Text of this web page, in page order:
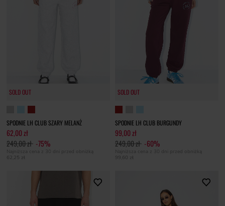
SOLD OUT
SPODNIE LH CLUB SZARY MELANŻ
62,00 zł
249,00 zł -75%
Najniższa cena z 30 dni przed obniżką
62,25 zł
SOLD OUT
SPODNIE LH CLUB BURGUNDY
99,00 zł
249,00 zł -60%
Najniższa cena z 30 dni przed obniżką
99,60 zł